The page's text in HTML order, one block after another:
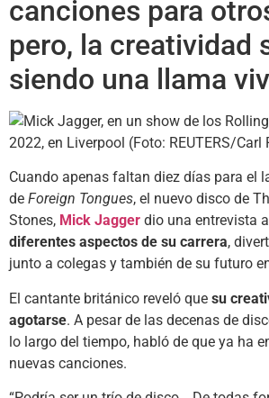
canciones para
pero, la creatividad
siendo una llama
Cuando apenas faltan diez días para el
de Foreign Tongues, el nuevo disco de
Stones, Mick Jagger dio una entrevista a
diferentes aspectos de su carrera,
junto a colegas y también de su futuro
El cantante británico reveló que su
agotarse. A pesar de las decenas de
lo largo del tiempo, habló de que ya ha
nuevas canciones.